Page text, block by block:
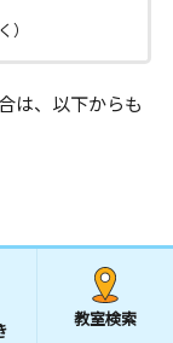
は、以下からも
教室検索